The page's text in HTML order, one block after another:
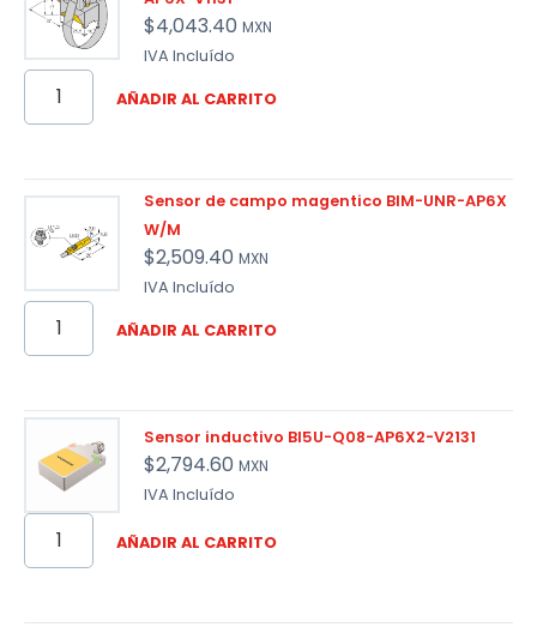
$4,043.40 MXN
IVA Incluído
AÑADIR AL CARRITO
Sensor de campo magentico BIM-UNR-AP6X
W/M
$2,509.40 MXN
IVA Incluído
AÑADIR AL CARRITO
Sensor inductivo BI5U-Q08-AP6X2-V2131
$2,794.60 MXN
IVA Incluído
AÑADIR AL CARRITO